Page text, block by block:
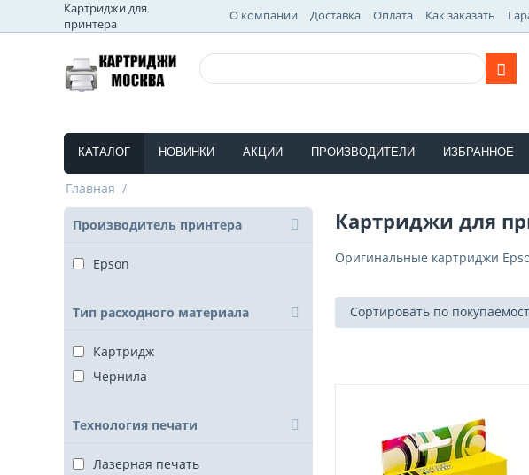
Картриджи для
принтера
О компании Доставка Оплата Как заказать
КАТАЛОГ НОВИНКИ АКЦИИ ПРОИЗВОДИТЕЛИ ИЗБРАННОЕ
Главная /
Производитель принтера
Epson
Тип расходного материала
Картридж
Чернила
Технология печати
Лазерная печать
Картриджи для
Оригинальные картриджи
Сортировать по